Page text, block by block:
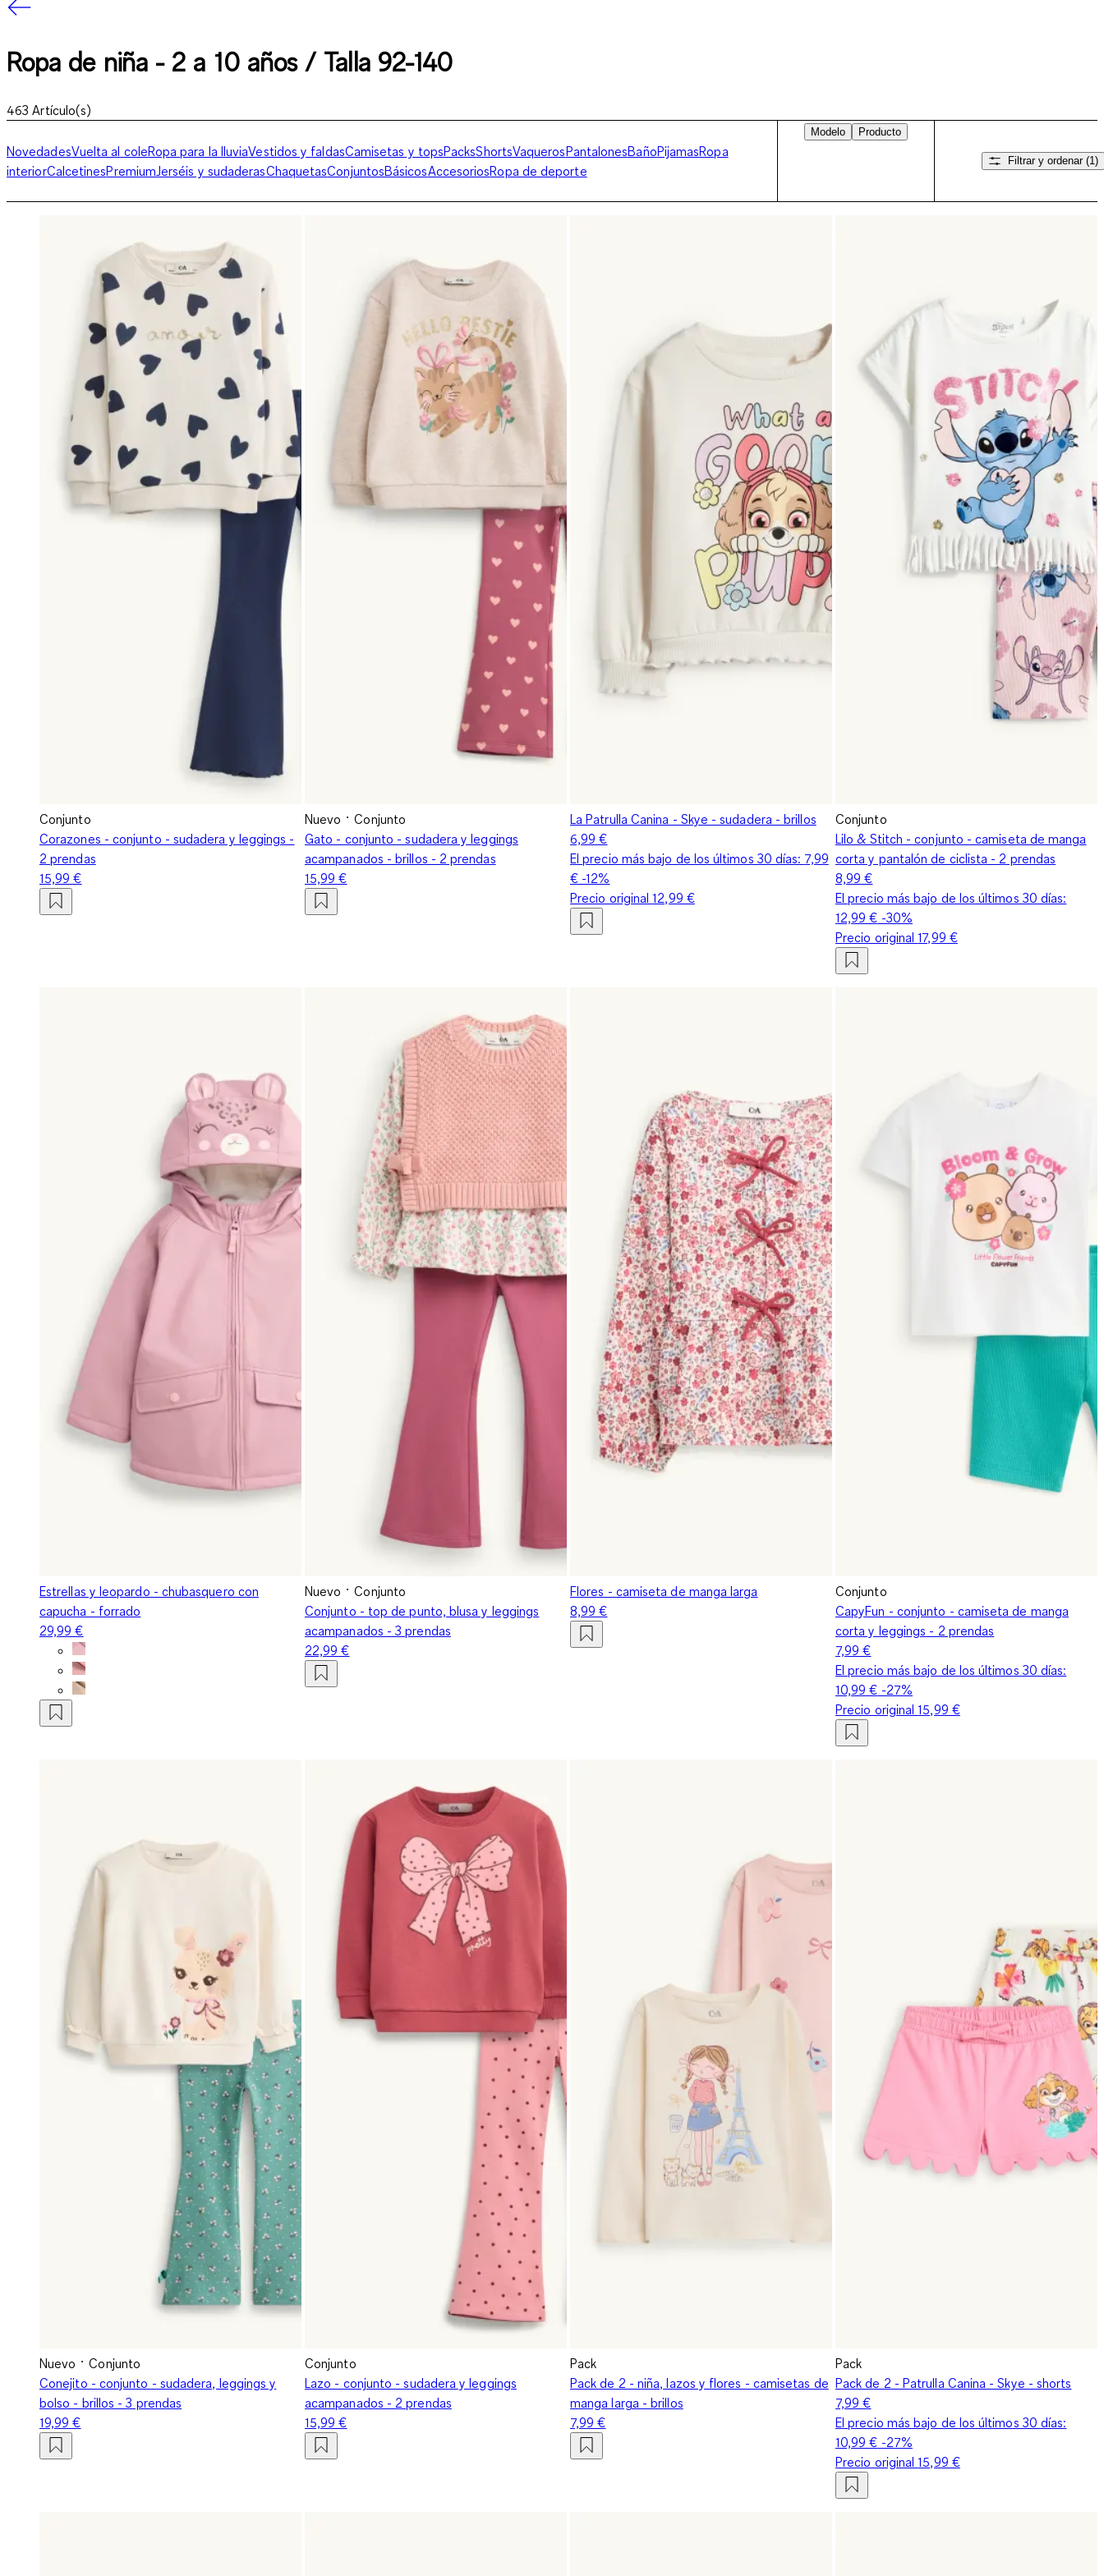
Ropa de niña - 2 a 10 años / Talla 92-140
463 Artículo(s)
NovedadesVuelta al coleRopa para la lluviaVestidos y faldasCamisetas y topsPacksShortsVaquerosPantalonesBañoPijamasRopa
interiorCalcetinesPremium Jerséis y sudaderasChaquetasConjuntosBásicosAccesoriosRopa de deporte
Modelo Producto
Filtrar y ordenar (1)
Conjunto
Corazones - conjunto - sudadera y leggings -
2 prendas
15,99 €
Nuevo
Conjunto
Gato - conjunto - sudadera y leggings
acampanados - brillos - 2 prendas
15,99 €
La Patrulla Canina - Skye - sudadera - brillos
6,99 €
El precio más bajo de los últimos 30 días: 7,99
€ -12%
Precio original12,99 €
Conjunto
Lilo & Stitch - conjunto - camiseta de manga
corta y pantalón de ciclista - 2 prendas
8,99 €
El precio más bajo de los últimos 30 días:
12,99 € -30%
Precio original17,99 €
Estrellas y leopardo - chubasquero con
capucha - forrado
29,99 €
Nuevo
Conjunto
Conjunto - top de punto, blusa y leggings
acampanados - 3 prendas
22,99 €
Flores - camiseta de manga larga
8,99 €
Conjunto
CapyFun - conjunto - camiseta de manga
corta y leggings - 2 prendas
7,99 €
El precio más bajo de los últimos 30 días:
10,99 € -27%
Precio original15,99 €
Nuevo
Conjunto
Conejito - conjunto - sudadera, leggings y
bolso - brillos - 3 prendas
19,99 €
Conjunto
Lazo - conjunto - sudadera y leggings
acampanados - 2 prendas
15,99 €
Pack
Pack de 2 - niña, lazos y flores - camisetas de
manga larga - brillos
7,99 €
Pack
Pack de 2 - Patrulla Canina - Skye - shorts
7,99 €
El precio más bajo de los últimos 30 días:
10,99 € -27%
Precio original15,99 €